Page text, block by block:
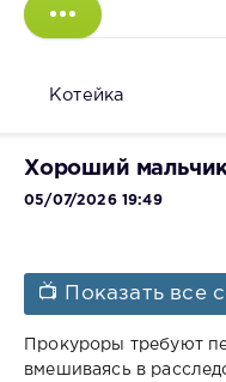
Котейка
Хороший
05/07/2026 19:49
📺 Показать все
Прокуроры требуют
вмешиваясь в